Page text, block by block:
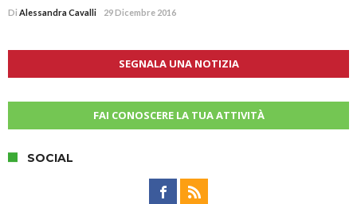
Di Alessandra Cavalli 29 Dicembre 2016
SEGNALA UNA NOTIZIA
FAI CONOSCERE LA TUA ATTIVITÀ
SOCIAL